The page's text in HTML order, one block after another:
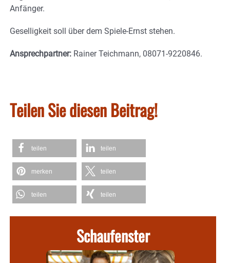
Anfänger.
Geselligkeit soll über dem Spiele-Ernst stehen.
Ansprechpartner: Rainer Teichmann, 08071-9220846.
Teilen Sie diesen Beitrag!
teilen teilen
merken teilen
teilen teilen
Schaufenster